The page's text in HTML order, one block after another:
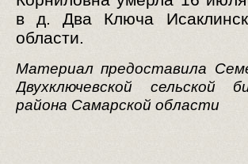
в д. Два Ключа
области.
Материал предоставила
Двухключевской сельской
района Самарской области